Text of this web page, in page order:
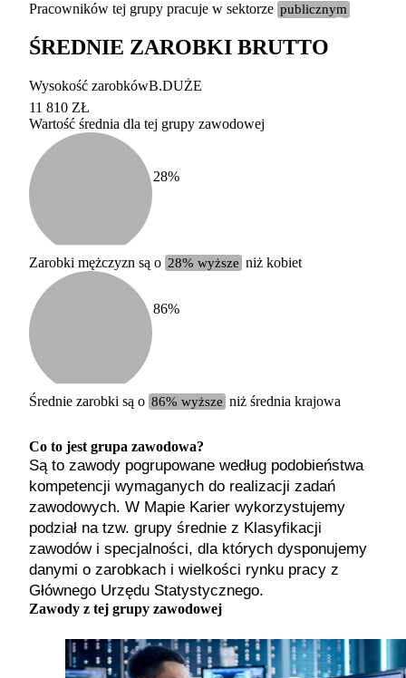
Etykieta
duży
100-200 tysięcy
Pracowników tej grupy pracuje w sektorze publicznym
ŚREDNIE ZAROBKI BRUTTO
średnie
Wysokość zarobkówB.DUŻE
11 810 ZŁ
Wartość średnia dla tej grupy zawodowej
28%
Zarobki mężczyzn są o 28% wyższe niż kobiet
86%
Średnie zarobki są o 86% wyższe niż średnia krajowa
Co to jest grupa zawodowa?
Są to zawody pogrupowane według podobieństwa
kompetencji wymaganych do realizacji zadań
zawodowych. W Mapie Karier wykorzystujemy
podział na tzw. grupy średnie z Klasyfikacji
zawodów i specjalności, dla których dysponujemy
danymi o zarobkach i wielkości rynku pracy z
Głównego Urzędu Statystycznego.
Zawody z tej grupy zawodowej